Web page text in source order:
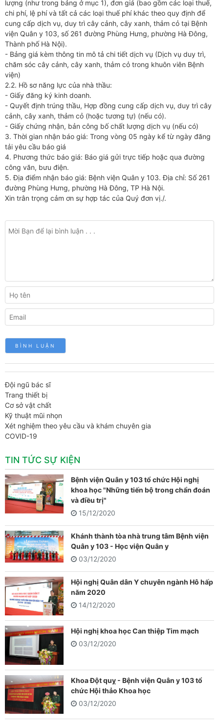
lượng (như trong bảng ở mục 1), đơn giá (bao gồm các loại thuế,
chi phí, lệ phí và tất cả các loại thuế phí khác theo quy định để
cung cấp dịch vụ, duy trì cây cảnh, cây xanh, thảm cỏ tại Bệnh
viện Quân y 103, số 261 đường Phùng Hưng, phường Hà Đông,
Thành phố Hà Nội).
- Bảng giá kèm thông tin mô tả chi tiết dịch vụ (Dịch vụ duy trì,
chăm sóc cây cảnh, cây xanh, thảm cỏ trong khuôn viên Bệnh
viện)
2.2. Hồ sơ năng lực của nhà thầu:
- Giấy đăng ký kinh doanh.
- Quyết định trúng thầu, Hợp đồng cung cấp dịch vụ, duy trì cây
cảnh, cây xanh, thảm cỏ (hoặc tương tự) (nếu có).
- Giấy chứng nhận, bản công bố chất lượng dịch vụ (nếu có)
3. Thời gian nhận báo giá: Trong vòng 05 ngày kể từ ngày đăng
tải yêu cầu báo giá
4. Phương thức báo giá: Báo giá gửi trực tiếp hoặc qua đường
công văn, bưu điện.
5. Địa điểm nhận báo giá: Bệnh viện Quân y 103. Địa chỉ: Số 261
đường Phùng Hưng, phường Hà Đông, TP Hà Nội.
Xin trân trọng cảm ơn sự hợp tác của Quý đơn vị./.
Đội ngũ bác sĩ
Trang thiết bị
Cơ sở vật chất
Kỹ thuật mũi nhọn
Xét nghiệm theo yêu cầu và khám chuyên gia
COVID-19
TIN TỨC SỰ KIỆN
Bệnh viện Quân y 103 tổ chức Hội nghị
khoa học "Những tiến bộ trong chẩn đoán
và điều trị"
15/12/2020
Khánh thành tòa nhà trung tâm Bệnh viện
Quân y 103 - Học viện Quân y
03/12/2020
Hội nghị Quân dân Y chuyên ngành Hô hấp
năm 2020
14/12/2020
Hội nghị khoa học Can thiệp Tim mạch
03/12/2020
Khoa Đột quỵ - Bệnh viện Quân y 103 tổ
chức Hội thảo Khoa học
03/12/2020